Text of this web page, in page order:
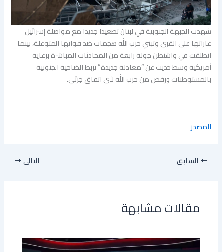
شهدت الجبهة الجنوبية في لبنان تصعيدا جديدا مع مواصلة إسرائيل
غاراتها على القرى وتبني حزب الله هجمات ضد قواتها المتوغلة، بينما
انطلقت في واشنطن جولة رابعة من المحادثات المباشرة برعاية
أمريكية وسط حديث عن “معادلة جديدة” تربط الضاحية الجنوبية
بالمستوطنات ورفض من حزب الله لأي اتفاق جزئي.
المصدر
السابق التالي
مقالات مشابهة